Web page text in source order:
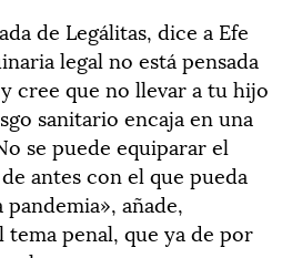
de Legálitas, dice a Efe
legal no está pensada
cree que no llevar a tu hijo
sanitario encaja en una
se puede equiparar el
antes con el que pueda
añade,
tema penal, que ya de por